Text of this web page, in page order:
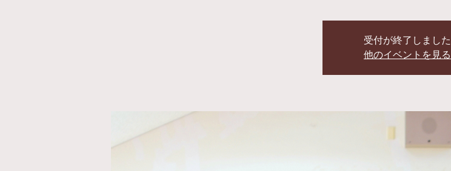
受付が終了しました
他のイベントを見る